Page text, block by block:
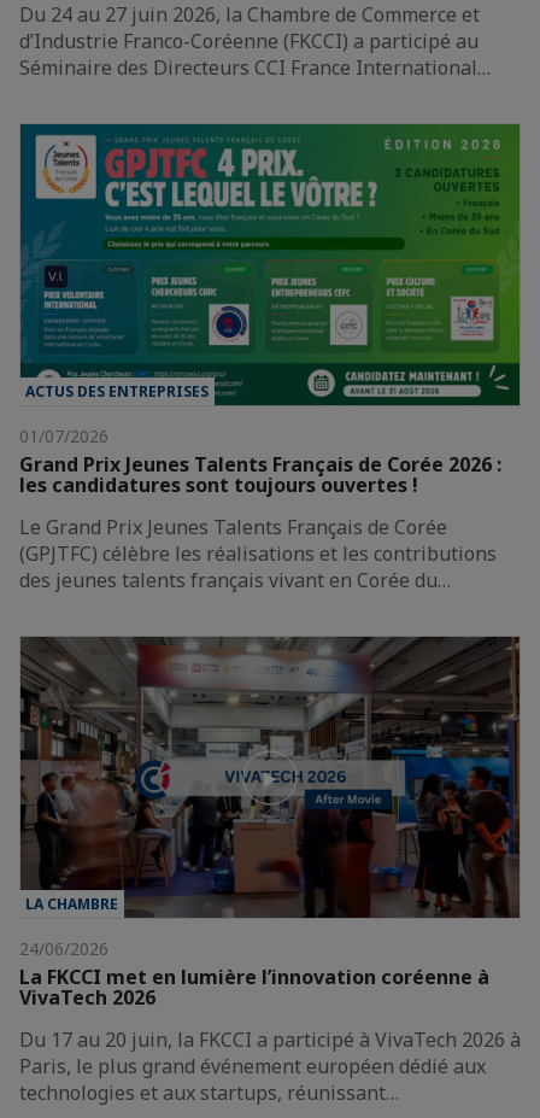
Du 24 au 27 juin 2026, la Chambre de Commerce et
d’Industrie Franco-Coréenne (FKCCI) a participé au
Séminaire des Directeurs CCI France International…
ACTUS DES ENTREPRISES
01/07/2026
Grand Prix Jeunes Talents Français de Corée 2026 :
les candidatures sont toujours ouvertes !
Le Grand Prix Jeunes Talents Français de Corée
(GPJTFC) célèbre les réalisations et les contributions
des jeunes talents français vivant en Corée du…
LA CHAMBRE
24/06/2026
La FKCCI met en lumière l’innovation coréenne à
VivaTech 2026
Du 17 au 20 juin, la FKCCI a participé à VivaTech 2026 à
Paris, le plus grand événement européen dédié aux
technologies et aux startups, réunissant…